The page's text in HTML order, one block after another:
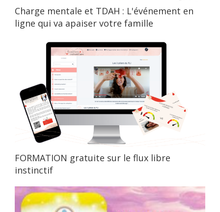
Charge mentale et TDAH : L'événement en
ligne qui va apaiser votre famille
FORMATION gratuite sur le flux libre
instinctif